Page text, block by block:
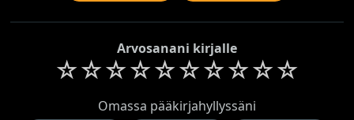
Arvosanani kirjalle
☆☆☆☆☆☆☆☆☆☆
Omassa pääkirjahyllyssäni